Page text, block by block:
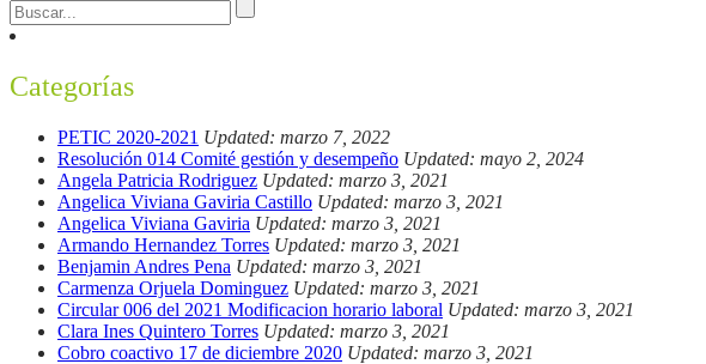
Categorías
PETIC 2020-2021 Updated: marzo 7, 2022
Resolución 014 Comité gestión y desempeño Updated: mayo 2, 2024
Angela Patricia Rodriguez Updated: marzo 3, 2021
Angelica Viviana Gaviria Castillo Updated: marzo 3, 2021
Angelica Viviana Gaviria Updated: marzo 3, 2021
Armando Hernandez Torres Updated: marzo 3, 2021
Benjamin Andres Pena Updated: marzo 3, 2021
Carmenza Orjuela Dominguez Updated: marzo 3, 2021
Circular 006 del 2021 Modificacion horario laboral Updated: marzo 3, 2021
Clara Ines Quintero Torres Updated: marzo 3, 2021
Cobro coactivo 17 de diciembre 2020 Updated: marzo 3, 2021